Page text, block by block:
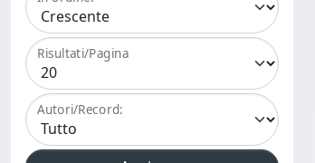
Risultati/Pagina
Autori/Record: